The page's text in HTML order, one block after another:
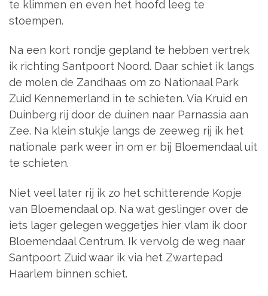
te klimmen en even het hoofd leeg te
stoempen.
Na een kort rondje gepland te hebben vertrek
ik richting Santpoort Noord. Daar schiet ik langs
de molen de Zandhaas om zo Nationaal Park
Zuid Kennemerland in te schieten. Via Kruid en
Duinberg rij door de duinen naar Parnassia aan
Zee. Na klein stukje langs de zeeweg rij ik het
nationale park weer in om er bij Bloemendaal uit
te schieten.
Niet veel later rij ik zo het schitterende Kopje
van Bloemendaal op. Na wat geslinger over de
iets lager gelegen weggetjes hier vlam ik door
Bloemendaal Centrum. Ik vervolg de weg naar
Santpoort Zuid waar ik via het Zwartepad
Haarlem binnen schiet.